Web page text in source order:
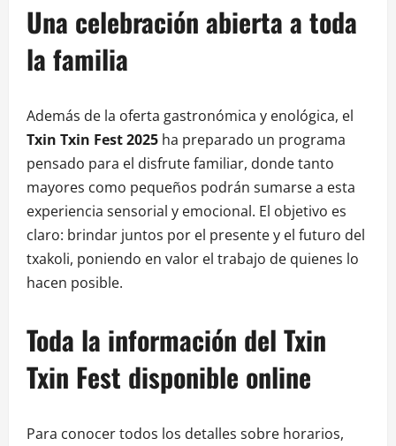
Una celebración abierta a toda
la familia
Además de la oferta gastronómica y enológica, el
Txin Txin Fest 2025 ha preparado un programa
pensado para el disfrute familiar, donde tanto
mayores como pequeños podrán sumarse a esta
experiencia sensorial y emocional. El objetivo es
claro: brindar juntos por el presente y el futuro del
txakoli, poniendo en valor el trabajo de quienes lo
hacen posible.
Toda la información del Txin
Txin Fest disponible online
Para conocer todos los detalles sobre horarios,